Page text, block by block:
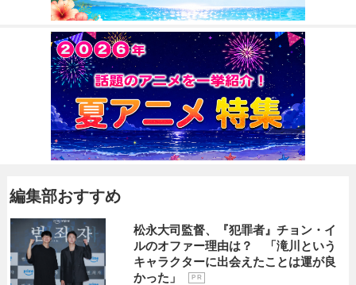
編集部おすすめ
松永大司監督、『犯罪者』チョン・イ
ルのオファー理由は？ 「滝川という
キャラクターに出会えたことは運が良
かった」
P R